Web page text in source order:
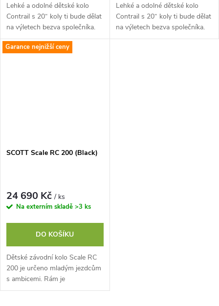
Lehké a odolné dětské kolo
Contrail s 20“ koly ti bude dělat
na výletech bezva společníka.
Ať už pojedeš do školy se
spolužáky nebo vyrazíš na
Lehké a odolné dětské kolo
Contrail s 20“ koly ti bude dělat
na výletech bezva společníka.
Ať už pojedeš do školy se
Garance nejnižší ceny
SCOTT Scale RC 200 (Black)
24 690 Kč/ ks
Na externím skladě >3 ks
DO KOŠÍKU
Dětské závodní kolo Scale RC
200 je určeno mladým jezdcům
s ambicemi. Rám je
optimalizovaný, tlumení citlivé a